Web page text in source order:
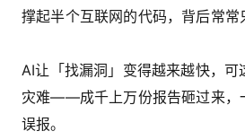
撑起半个互联网的代码，背后常常
AI让「找漏洞」变得越来越快，可
灾难——成千上万份报告砸过来，
误报。